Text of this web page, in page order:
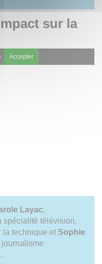
sur la
Accepter
Layac,
spécialité télévision,
la technique et Sophie